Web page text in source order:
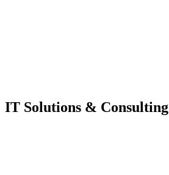
IT Solutions & Consulting